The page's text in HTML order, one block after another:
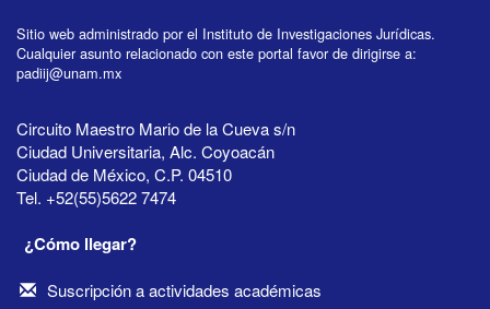
Sitio web administrado por el Instituto de Investigaciones Jurídicas.
Cualquier asunto relacionado con este portal favor de dirigirse a:
padiij@unam.mx
Circuito Maestro Mario de la Cueva s/n
Ciudad Universitaria, Alc. Coyoacán
Ciudad de México, C.P. 04510
Tel. +52(55)5622 7474
¿Cómo llegar?
Suscripción a actividades académicas